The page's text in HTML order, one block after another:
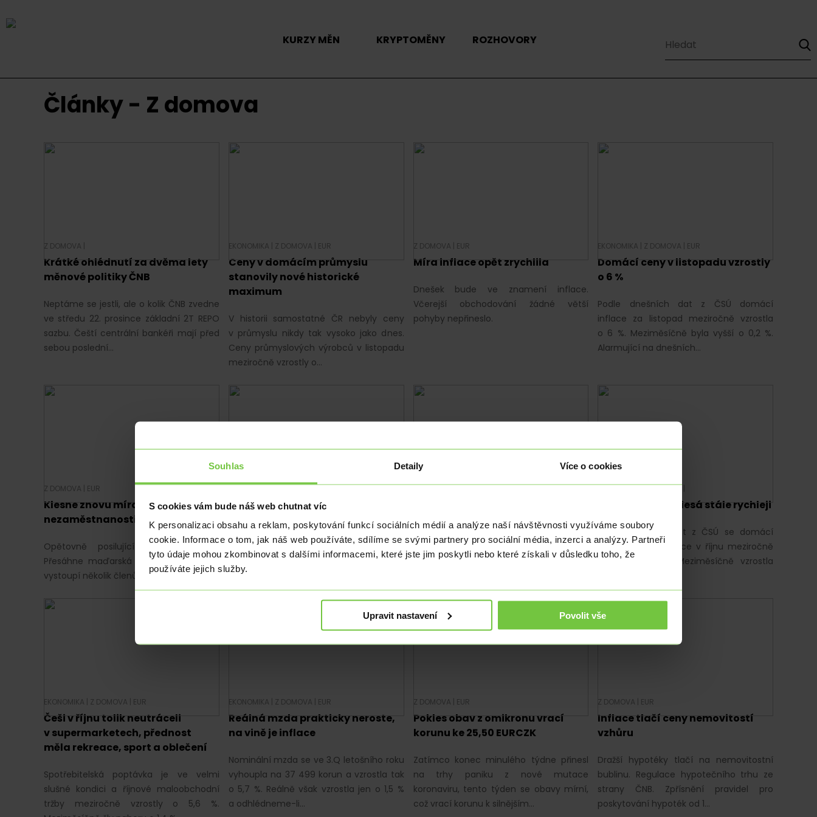
Souhlas Detaily Více o cookies
S cookies vám bude náš web chutnat víc
K personalizaci obsahu a reklam, poskytování funkcí sociálních médií a analýze naší návštěvnosti využíváme soubory
cookie. Informace o tom, jak náš web používáte, sdílíme se svými partnery pro sociální média, inzerci a analýzy. Partneři
tyto údaje mohou zkombinovat s dalšími informacemi, které jste jim poskytli nebo které získali v důsledku toho, že
používáte jejich služby.
Upravit nastavení Povolit vše
KURZY MĚN KRYPTOMĚNY ROZHOVORY
Články - Z domova
Z DOMOVA
Krátké ohlédnutí za dvěma lety
měnové politiky ČNB
Neptáme se jestli, ale o kolik ČNB zvedne
ve středu 22. prosince základní 2T REPO
sazbu. Čeští centrální bankéři mají před
sebou poslední…
EKONOMIKA Z DOMOVA EUR
Ceny v domácím průmyslu
stanovily nové historické
maximum
V historii samostatné ČR nebyly ceny
v průmyslu nikdy tak vysoko jako dnes.
Ceny průmyslových výrobců v listopadu
meziročně vzrostly o…
Z DOMOVA EUR
Míra inflace opět zrychlila
Dnešek bude ve znamení inflace.
Včerejší obchodování žádné větší
pohyby nepřineslo.
EKONOMIKA Z DOMOVA EUR
Domácí ceny v listopadu vzrostly
o 6 %
Podle dnešních dat z ČSÚ domácí
inflace za listopad meziročně vzrostla
o 6 %. Meziměsíčně byla vyšší o 0,2 %.
Alarmující na dnešních…
Z DOMOVA EUR
Klesne znovu míra domácí
nezaměstnanosti?
Opětovně posilující americký dolar.
Přesáhne maďarská inflace 7 %? Dnes
vystoupí několik členů ECB.
EKONOMIKA|Z DOMOVA|EUR
Nezaměstnanost klesla na 3,3 %,
hrozby trvají
Podle dnešních dat z MPSV listopadová
nezaměstnanost klesla na 3,3 %.
EKONOMIKA|Z DOMOVA|EUR
zahraniční obchod dolů
Domácí obchodní bilance klesá už pátý
měsíc v řadě. Zahraniční obchod v říjnu
EKONOMIKA|Z DOMOVA|
Český průmysl klesá stále rychleji
Podle dnešních dat z ČSÚ se domácí
průmyslová produkce v říjnu meziročně
snížila o 4,9 %. Meziměsíčně vzrostla
EKONOMIKA Z DOMOVA EUR
Češi v říjnu tolik neutráceli
v supermarketech, přednost
měla rekreace, sport a oblečení
Spotřebitelská poptávka je ve velmi
slušné kondici a říjnové maloobchodní
tržby meziročně vzrostly o 5,6 %.
EKONOMIKA Z DOMOVA EUR
Reálná mzda prakticky neroste,
na vině je inflace
Nominální mzda se ve 3.Q letošního roku
vyhoupla na 37 499 korun a vzrostla tak
o 5,7 %. Reálně však vzrostla jen o 1,5 %
a odhlédneme-li…
Z DOMOVA EUR
Pokles obav z omikronu vrací
korunu ke 25,50 EURCZK
Zatímco konec minulého týdne přinesl
na trhy paniku z nové mutace
koronaviru, tento týden se obavy mírní,
což vrací korunu k silnějším…
Z DOMOVA EUR
Inflace tlačí ceny nemovitostí
vzhůru
Dražší hypotéky tlačí na nemovitostní
bublinu. Regulace hypotečního trhu ze
strany ČNB. Zpřísnění pravidel pro
poskytování hypoték od 1…